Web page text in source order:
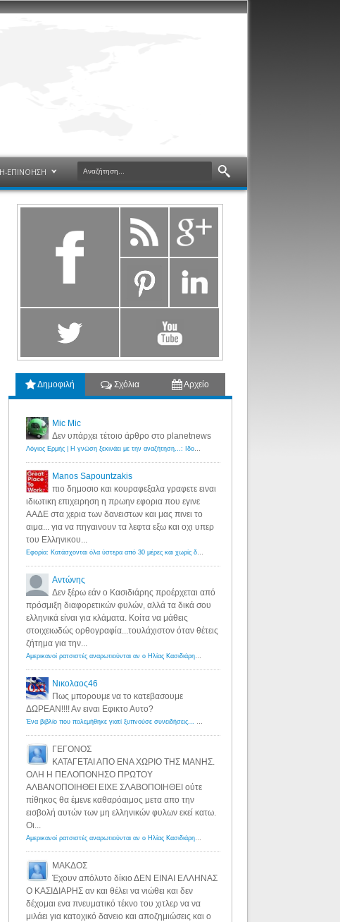
ΕΠΙΝΟΗΣΗ
Δημοφιλή Σχόλια Αρχείο
Mic Mic
Δεν υπάρχει τέτοιο άρθρο στο planetnews
Λόγιος Ερμής | Η γνώση ξεκινάει με την αναζήτηση...: Ιδού οι 18 που χρωστούν 11 δις ευρώ!
Manos Sapountzakis
πιο δημοσιο και κουραφεξαλα γραφετε ειναι
ιδιωτικη επιχειρηση η πρωην εφορια που εγινε
ΑΑΔΕ στα χερια των δανειστων και μας πινει το
αιμα... για να πηγαινουν τα λεφτα εξω και οχι υπερ
του Ελληνικου...
Εφορία: Κατάσχονται όλα ύστερα από 30 μέρες και χωρίς δικαστικές αποφάσεις - Λόγιος Ερμής
Αντώνης
Δεν ξέρω εάν ο Κασιδιάρης προέρχεται από
πρόσμιξη διαφορετικών φυλών, αλλά τα δικά σου
ελληνικά είναι για κλάματα. Κοίτα να μάθεις
στοιχειωδώς ορθογραφία...τουλάχιστον όταν θέτεις
ζήτημα για την...
Αμερικανοί ρατσιστές αναρωτιούνται αν ο Ηλίας Κασιδιάρης ανήκει στη λευκή φυλή... - Λόγιος Ερμής
Νικολαος46
Πως μπορουμε να το κατεβασουμε
ΔΩΡΕΑΝ!!!! Αν ειναι Εφικτο Αυτο?
Ένα βιβλίο που πολεμήθηκε γιατί ξυπνούσε συνειδήσεις... - Λόγιος Ερμής | Η γνώση ξεκινάει με την αναζήτηση...
ΓΕΓΟΝΟΣ
ΚΑΤΑΓΕΤΑΙ ΑΠΟ ΕΝΑ ΧΩΡΙΟ ΤΗΣ ΜΑΝΗΣ.
ΟΛΗ Η ΠΕΛΟΠΟΝΗΣΟ ΠΡΩΤΟΥ
ΑΛΒΑΝΟΠΟΙΗΘΕΙ ΕΙΧΕ ΣΛΑΒΟΠΟΙΗΘΕΙ ούτε
πίθηκος θα έμενε καθαρόαιμος μετα απο την
εισβολή αυτών των μη ελληνικών φυλων εκεί κατω.
Οι...
Αμερικανοί ρατσιστές αναρωτιούνται αν ο Ηλίας Κασιδιάρης ανήκει στη λευκή φυλή... - Λόγιος Ερμής
ΜΑΚΔΟΣ
Έχουν απόλυτο δίκιο ΔΕΝ ΕΙΝΑΙ ΕΛΛΗΝΑΣ
Ο ΚΑΣΙΔΙΑΡΗΣ αν και θέλει να νιώθει και δεν
δέχομαι ενα πνευματικό τέκνο του χιτλερ να να
μιλάει για κατοχικό δανειο και αποζημιώσεις και ο